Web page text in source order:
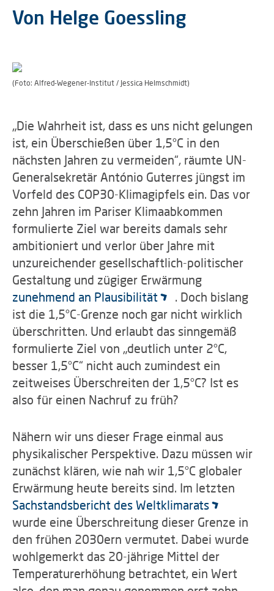
Von Helge Goessling
(Foto: Alfred-Wegener-Institut / Jessica Helmschmidt)
„Die Wahrheit ist, dass es uns nicht gelungen
ist, ein Überschießen über 1,5°C in den
nächsten Jahren zu vermeiden“, räumte UN-
Generalsekretär António Guterres jüngst im
Vorfeld des COP30-Klimagipfels ein. Das vor
zehn Jahren im Pariser Klimaabkommen
formulierte Ziel war bereits damals sehr
ambitioniert und verlor über Jahre mit
unzureichender gesellschaftlich-politischer
Gestaltung und zügiger Erwärmung
zunehmend an Plausibilität
. Doch bislang
ist die 1,5°C-Grenze noch gar nicht wirklich
überschritten. Und erlaubt das sinngemäß
formulierte Ziel von „deutlich unter 2°C,
besser 1,5°C“ nicht auch zumindest ein
zeitweises Überschreiten der 1,5°C? Ist es
also für einen Nachruf zu früh?
Nähern wir uns dieser Frage einmal aus
physikalischer Perspektive. Dazu müssen wir
zunächst klären, wie nah wir 1,5°C globaler
Erwärmung heute bereits sind. Im letzten
Sachstandsbericht des Weltklimarats
wurde eine Überschreitung dieser Grenze in
den frühen 2030ern vermutet. Dabei wurde
wohlgemerkt das 20-jährige Mittel der
Temperaturerhöhung betrachtet, ein Wert